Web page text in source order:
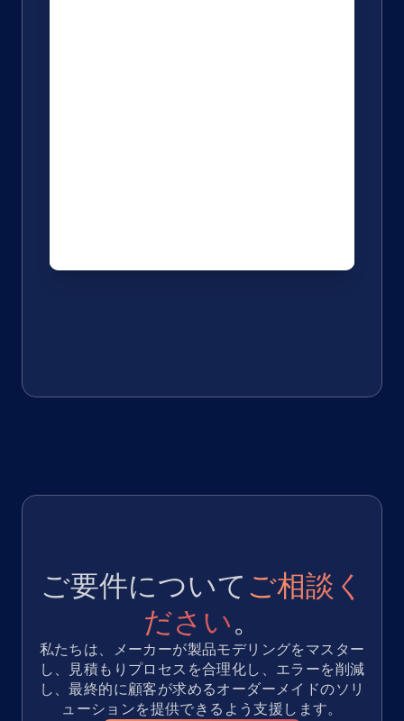
ご要件についてご相談く
ださい。
私たちは、メーカーが製品モデリングをマスター
し、見積もりプロセスを合理化し、エラーを削減
し、最終的に顧客が求めるオーダーメイドのソリ
ューションを提供できるよう支援します。